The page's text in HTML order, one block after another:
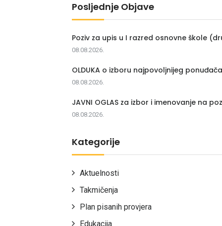
Posljednje Objave
Poziv za upis u I razred osnovne škole
08.08.2026.
OLDUKA o izboru najpovoljnijeg
08.08.2026.
JAVNI OGLAS za izbor i imenovanje na
08.08.2026.
Kategorije
Aktuelnosti
Takmičenja
Plan pisanih provjera
Edukacija